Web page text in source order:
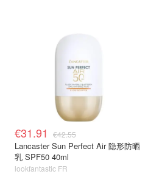
€31.91 €42.55
Lancaster Sun Perfect Air 隐形防晒
乳 SPF50 40ml
lookfantastic FR